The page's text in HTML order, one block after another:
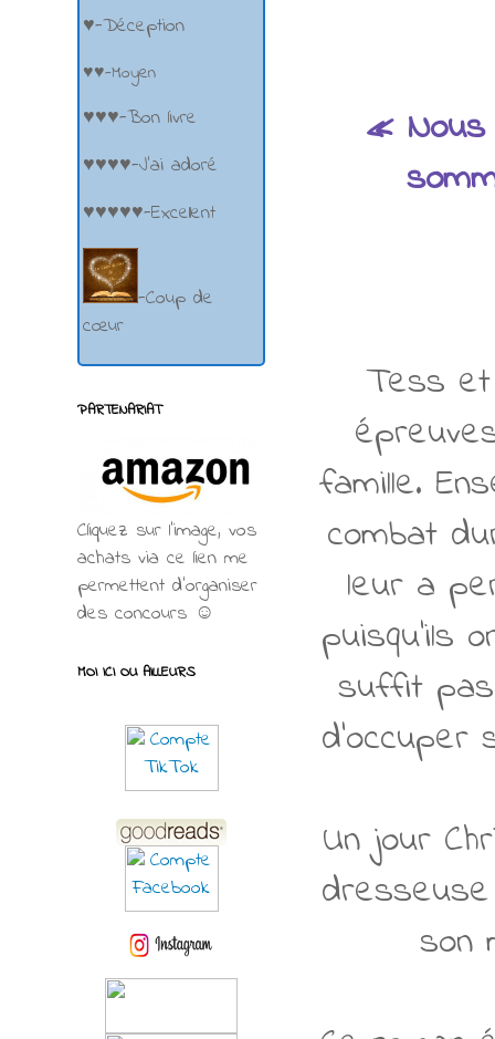
« Nous
Tess
famille.
combat
leur a
puisqu'ils
suffit
d'occuper
Un jour
son
♥-Déception
♥♥-Moyen
♥♥♥-Bon livre
♥♥♥♥-J'ai adoré
♥♥♥♥♥-Excellent
-Coup de
cœur
PARTENARIAT
Cliquez sur l'image, vos
achats via ce lien me
permettent d’organiser
des concours ☺
MOI ICI OU AILLEURS